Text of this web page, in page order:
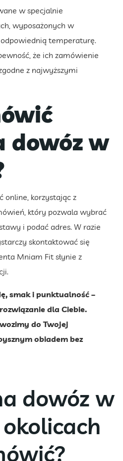
w specjalnie
wyposażonych w
temperaturę.
że ich zamówienie
z najwyższymi
dowóz w
online, korzystając z
który pozwala wybrać
i podać adres. W razie
skontaktować się
Mniam Fit słynie z
smak i punktualność –
dla Ciebie.
do Twojej
obiadem bez
dowóz w